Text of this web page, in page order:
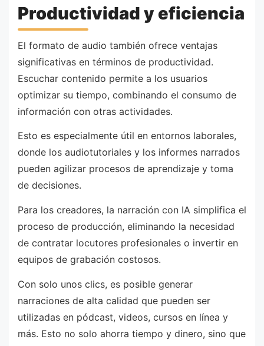
Productividad y eficiencia
El formato de audio también ofrece ventajas
significativas en términos de productividad.
Escuchar contenido permite a los usuarios
optimizar su tiempo, combinando el consumo de
información con otras actividades.
Esto es especialmente útil en entornos laborales,
donde los audiotutoriales y los informes narrados
pueden agilizar procesos de aprendizaje y toma
de decisiones.
Para los creadores, la narración con IA simplifica el
proceso de producción, eliminando la necesidad
de contratar locutores profesionales o invertir en
equipos de grabación costosos.
Con solo unos clics, es posible generar
narraciones de alta calidad que pueden ser
utilizadas en pódcast, videos, cursos en línea y
más. Esto no solo ahorra tiempo y dinero, sino que